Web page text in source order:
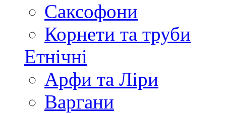
Саксофони
Корнети та труби
Етнічні
Арфи та Ліри
Варгани